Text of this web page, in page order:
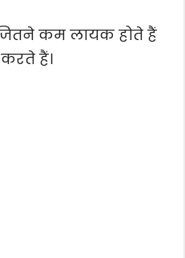
कम लायक होते हैं
हैं।